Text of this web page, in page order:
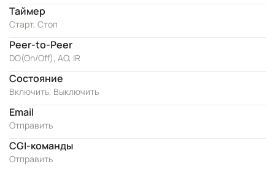
Таймер
Старт, Стоп
Peer-to-Peer
DO(On/Off), AO, IR
Состояние
Включить, Выключить
Email
Отправить
CGI-команды
Отправить